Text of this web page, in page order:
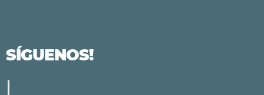
SÍGUENOS!